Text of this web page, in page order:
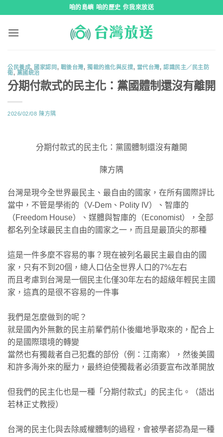
咱的島嶼 咱的歷史 你我來放送
公民養成, 國家認同, 戰後台灣,獨裁的進化與反撲, 當代台灣,認識民主／民主防
衛, 黨國統治
分期付款式的民主化：黨國體制還沒有離開
2026/02/08 陳方隅
分期付款式的民主化：黨國體制還沒有離開
陳方隅
台灣是現今全世界最民主、最自由的國家，在所有國際評比
當中，不管是學術的（V-Dem、Polity IV）、智庫的
（Freedom House）、媒體與智庫的（Economist），全部
都名列全球最民主自由的國家之一，而且是最頂尖的那種
這是一件多麼不容易的事？現在被列名最民主最自由的國
家，只有不到20個，總人口佔全世界人口的7%左右
而且考慮到台灣是一個民主化僅30年左右的超級年輕民主國
家，這真的是很不容易的一件事
我們是怎麼做到的呢？
就是國內外無數的民主前輩們前仆後繼地爭取來的，配合上
的是國際環境的轉變
當然也有獨裁者自己犯蠢的部份（例：江南案），然後美國
和許多海外來的壓力，最終迫使獨裁者必須要宣布改革開放
但我們的民主化也是一種「分期付款式」的民主化。（語出
若林正丈教授）
台灣的民主化與去除威權體制的過程，會被學者認為是一種